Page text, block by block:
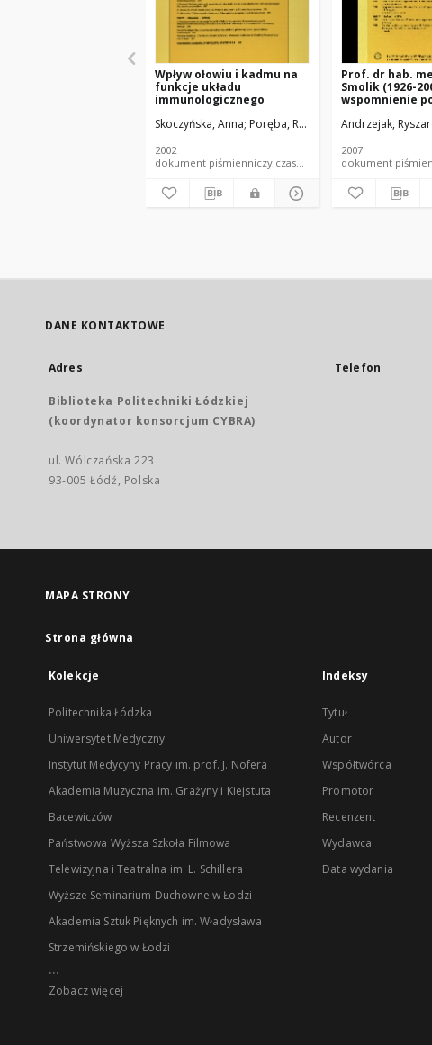
Wpływ ołowiu i kadmu na
funkcje układu
immunologicznego
Skoczyńska, Anna Poręba, Rafał Sieradzki, Adrian
2002
dokument piśmienniczy czasopismo - artykuł
Prof. dr hab.
Smolik (1926-
wspomnienie
Andrzejak,
2007
DANE KONTAKTOWE
Adres
Biblioteka Politechniki Łódzkiej
(koordynator konsorcjum CYBRA)
ul. Wólczańska 223
93-005 Łódź, Polska
Telefon
MAPA STRONY
Strona główna
Kolekcje
Politechnika Łódzka
Uniwersytet Medyczny
Instytut Medycyny Pracy im. prof. J. Nofera
Akademia Muzyczna im. Grażyny i Kiejstuta
Bacewiczów
Państwowa Wyższa Szkoła Filmowa
Telewizyjna i Teatralna im. L. Schillera
Wyższe Seminarium Duchowne w Łodzi
Akademia Sztuk Pięknych im. Władysława
Strzemińskiego w Łodzi
...
Zobacz więcej
Indeksy
Tytuł
Autor
Współtwórca
Promotor
Recenzent
Wydawca
Data wydania